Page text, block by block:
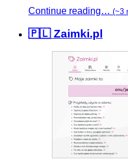
Continue reading… (~3
🇵🇱 Zaimki.pl